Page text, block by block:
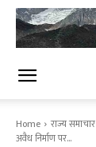
Home राज्य समाचार
अवैध निर्माण पर...